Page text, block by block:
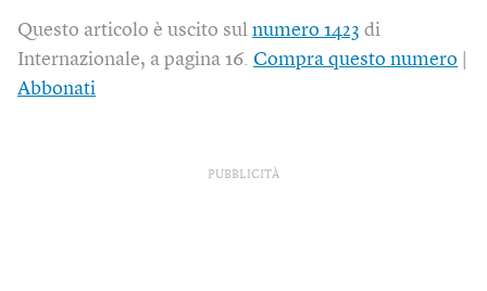
Questo articolo è uscito sul numero 1423 di
Internazionale, a pagina 16. Compra questo numero
Abbonati
PUBBLICITÀ